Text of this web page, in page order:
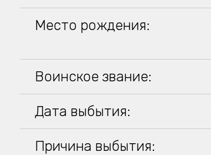
Место рождения:
Воинское звание:
Дата выбытия:
Причина выбытия: